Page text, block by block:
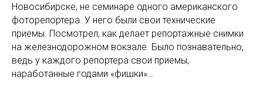
Новосибирске, не семинаре одного американского
фоторепортера. У него были свои технические
приемы. Посмотрел, как делает репортажные снимки
на железнодорожном вокзале. Было познавательно,
ведь у каждого репортера свои приемы,
наработанные годами «фишки»…